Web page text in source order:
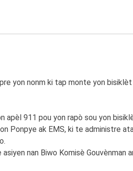
yon nonm ki tap monte yon
apèl 911 pou yon rapò sou yon
Ponpye ak EMS, ki te administre
nan Biwo Komisè Gouvènman